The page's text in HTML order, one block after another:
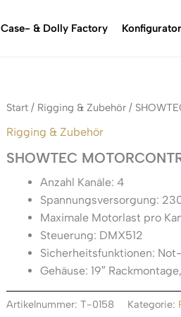
Case- & Dolly Factory Konfigurator
Start / Rigging & Zubehör /
Rigging & Zubehör
SHOWTEC
Anzahl Kanäle: 4
Spannungsversorgung:
Maximale Motorlast pro
Steuerung: DMX512
Sicherheitsfunktionen:
Gehäuse: 19″
Artikelnummer: T-0158 Kategorie: